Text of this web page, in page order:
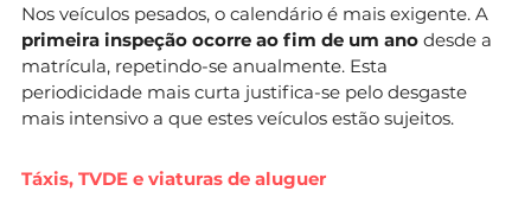
Nos veículos pesados, o calendário é mais exigente. A
primeira inspeção ocorre ao fim de um ano desde a
matrícula, repetindo-se anualmente. Esta
periodicidade mais curta justifica-se pelo desgaste
mais intensivo a que estes veículos estão sujeitos.
Táxis, TVDE e viaturas de aluguer